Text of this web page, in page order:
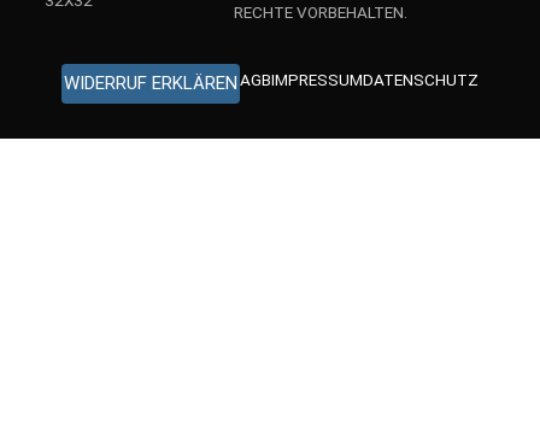
RECHTE VORBEHALTEN.
WIDERRUF ERKLÄREN AGBIMPRESSUMDATENSCHUTZ